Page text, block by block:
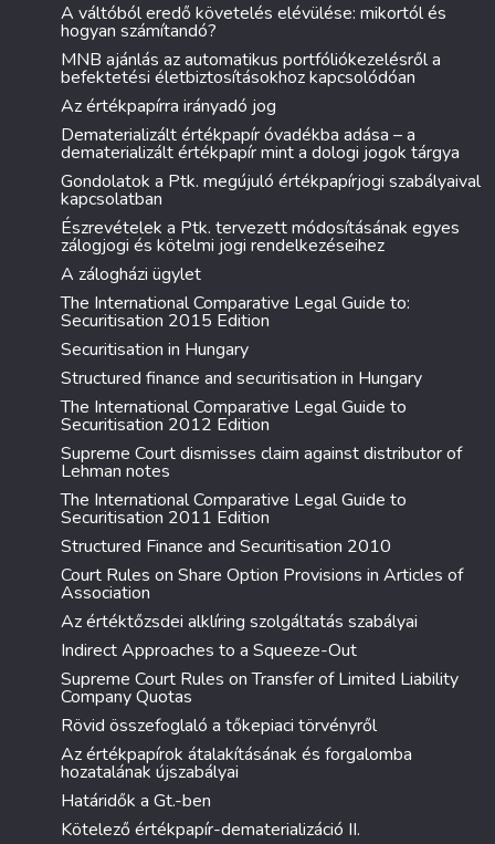
A váltóból eredő követelés elévülése: mikortól és
hogyan számítandó?
MNB ajánlás az automatikus portfóliókezelésről a
befektetési életbiztosításokhoz kapcsolódóan
Az értékpapírra irányadó jog
Dematerializált értékpapír óvadékba adása – a
dematerializált értékpapír mint a dologi jogok tárgya
Gondolatok a Ptk. megújuló értékpapírjogi szabályaival
kapcsolatban
Észrevételek a Ptk. tervezett módosításának egyes
zálogjogi és kötelmi jogi rendelkezéseihez
A zálogházi ügylet
The International Comparative Legal Guide to:
Securitisation 2015 Edition
Securitisation in Hungary
Structured finance and securitisation in Hungary
The International Comparative Legal Guide to
Securitisation 2012 Edition
Supreme Court dismisses claim against distributor of
Lehman notes
The International Comparative Legal Guide to
Securitisation 2011 Edition
Structured Finance and Securitisation 2010
Court Rules on Share Option Provisions in Articles of
Association
Az értéktőzsdei alklíring szolgáltatás szabályai
Indirect Approaches to a Squeeze-Out
Supreme Court Rules on Transfer of Limited Liability
Company Quotas
Rövid összefoglaló a tőkepiaci törvényről
Az értékpapírok átalakításának és forgalomba
hozatalának újszabályai
Határidők a Gt.-ben
Kötelező értékpapír-dematerializáció II.